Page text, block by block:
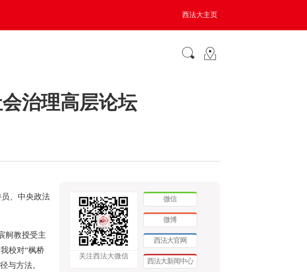
西法大主页
治理高层论坛
、中央政法
舸教授受主
校对“枫桥
与方法。
关注西法大微信
微信
微博
西法大官网
西法大新闻中心